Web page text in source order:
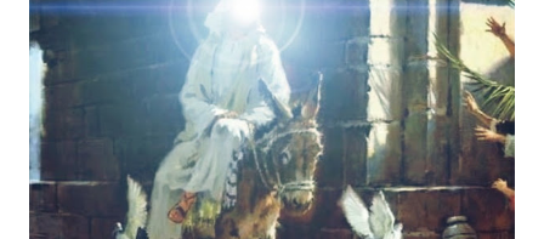
منطقة الصدر !! وهذا ايضاً حديث صحيح يوضح مقصد الآية اكثر :" ماء
الرجل أبيض وماء المرأة أصفر، فإذا اجتمعا فعلا مني الرجل مني
المرأة أذكرا بإذن الله، وإذا علا مني المرأة مني الرجل أنثا بإذن الله "
صحيح مسلم ‪http://fatwa.islamweb.net/fatwa/index.php?
page=sh...